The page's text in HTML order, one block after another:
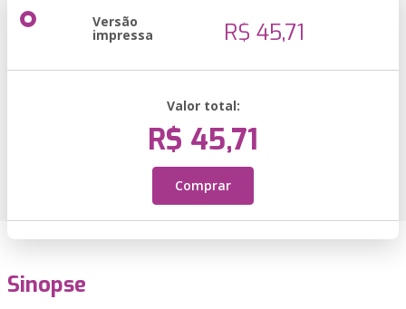
Versão
impressa R$ 45,71
Valor total:
R$ 45,71
Comprar
Sinopse